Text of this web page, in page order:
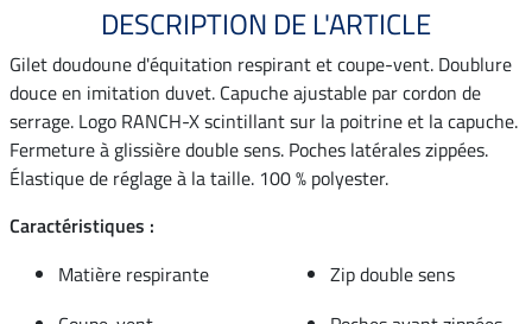
DESCRIPTION DE L'ARTICLE
Gilet doudoune d'équitation respirant et coupe-vent. Doublure
douce en imitation duvet. Capuche ajustable par cordon de
serrage. Logo RANCH-X scintillant sur la poitrine et la capuche.
Fermeture à glissière double sens. Poches latérales zippées.
Élastique de réglage à la taille. 100 % polyester.
Caractéristiques :
Matière respirante
Zip double sens